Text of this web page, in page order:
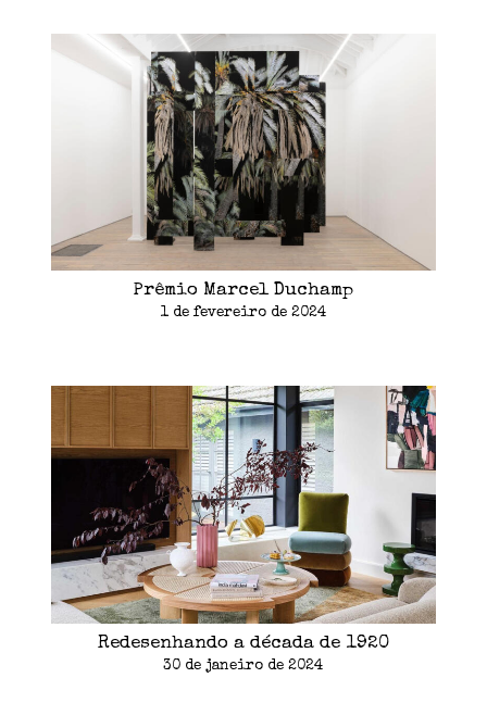
Prêmio Marcel Duchamp
1 de fevereiro de 2024
Redesenhando a década de 1920
30 de janeiro de 2024